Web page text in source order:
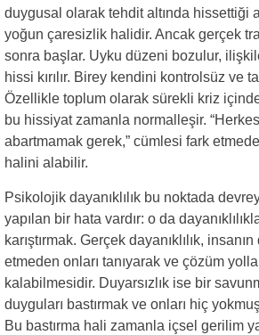
duygusal olarak tehdit altında hissettiği
yoğun çaresizlik halidir. Ancak gerçek
sonra başlar. Uyku düzeni bozulur,
hissi kırılır. Birey kendini kontrolsüz ve
Özellikle toplum olarak sürekli kriz
bu hissiyat zamanla normalleşir.
abartmamak gerek,” cümlesi fark
halini alabilir.
Psikolojik dayanıklılık bu noktada
yapılan bir hata vardır: o da
karıştırmak. Gerçek dayanıklılık,
etmeden onları tanıyarak ve çözüm
kalabilmesidir. Duyarsızlık ise bir
duyguları bastırmak ve onları hiç
Bu bastırma hali zamanla içsel gerilim